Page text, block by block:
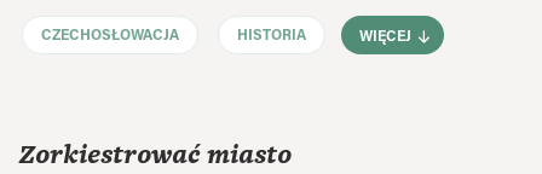
CZECHOSŁOWACJA HISTORIA WIĘCEJ
Zorkiestrować miasto